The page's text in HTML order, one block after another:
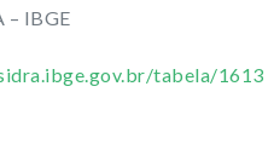
– IBGE
tabela/1613